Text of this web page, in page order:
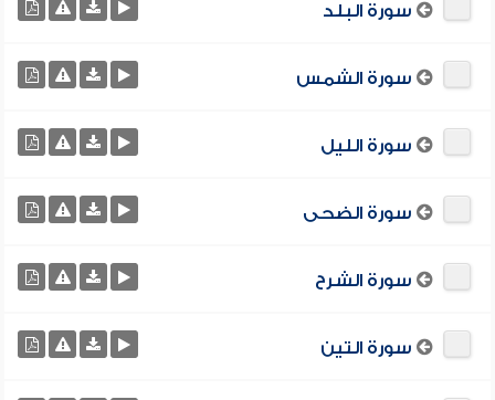
سورة البلد
سورة الشمس
سورة الليل
سورة الضحى
سورة الشرح
سورة التين